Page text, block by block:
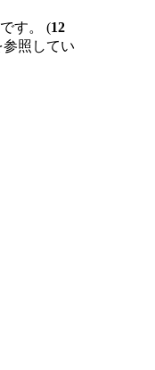
す。 (12
参照してい